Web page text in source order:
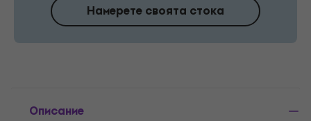
Намерете своята стока
Описание